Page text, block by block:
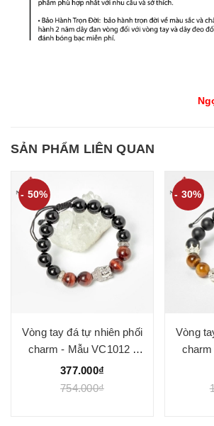
SẢN PHẨM LIÊN QUAN
- 50%
Vòng tay đá tự nhiên phối
charm - Mẫu VC1012 -
Ngọc Quý
377.000₫
754.000₫
- 30%
Vòng
charm